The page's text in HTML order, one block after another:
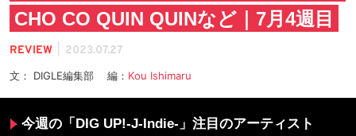
CHO CO QUIN QUINなど｜7月4週目
REVIEW 2023.07.27
文： DIGLE編集部 編： Kou Ishimaru
今週の「DIG UP!-J-Indie-」注目のアーティスト